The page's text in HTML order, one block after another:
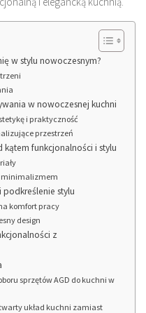
w stylu nowoczesnym?
w nowoczesnej kuchni
i praktyczność
przestrzeń
funkcjonalności i stylu
minimalizmem
podkreślenie stylu
komfort pracy
design
z
sprzętów AGD do kuchni w
układ kuchni zamiast